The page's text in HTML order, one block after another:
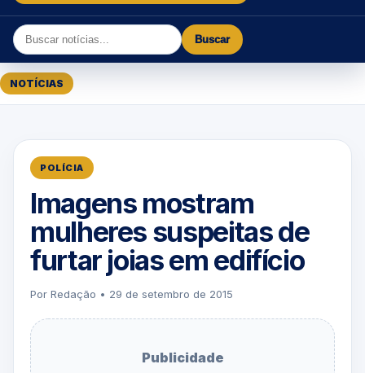
Buscar
NOTÍCIAS
POLÍCIA
Imagens mostram
mulheres suspeitas de
furtar joias em edifício
Por Redação • 29 de setembro de 2015
Publicidade